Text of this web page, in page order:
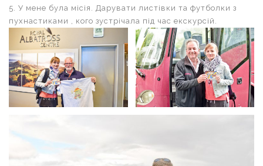
5. У мене була місія. Дарувати листівки та футболки з
пухнастиками , кого зустрічала під час екскурсій.